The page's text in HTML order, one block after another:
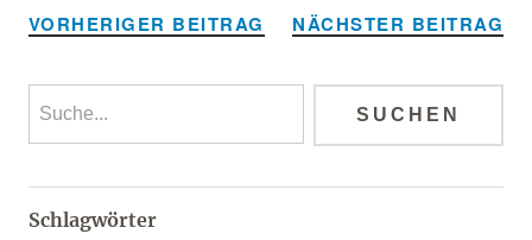
VORHERIGER BEITRAG NÄCHSTER BEITRAG
Schlagwörter